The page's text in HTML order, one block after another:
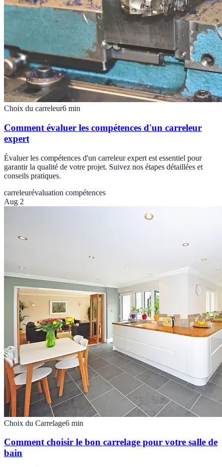
Choix du carreleur6 min
Comment évaluer les compétences d'un carreleur
expert
Évaluer les compétences d'un carreleur expert est essentiel pour
garantir la qualité de votre projet. Suivez nos étapes détaillées et
conseils pratiques.
carreleurévaluation compétences
Aug 2
Choix du Carrelage6 min
Comment choisir le bon carrelage pour votre salle de
bain